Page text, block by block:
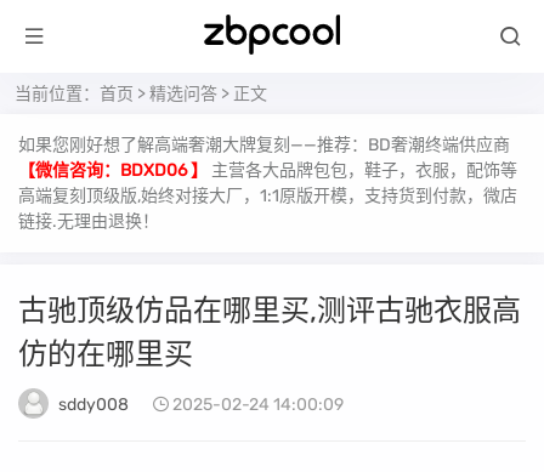
当前位置： 首页 >精选问答 > 正文
如果您刚好想了解高端奢潮大牌复刻——推荐：BD奢潮终端供应商
【微信咨询：BDXD06 】
主营各大品牌包包，鞋子，衣服，配饰等
高端复刻顶级版,始终对接大厂，1:1原版开模，支持货到付款，微店
链接.无理由退换！
古驰顶级仿品在哪里买,测评古驰衣服高
仿的在哪里买
sddy008 2025-02-24 14:00:09